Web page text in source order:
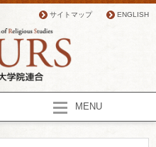
サイトマップ ENGLISH
MENU